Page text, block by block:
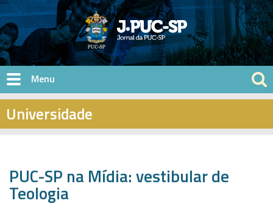
Pular para o conteúdo principal
Universidade
PUC-SP na Mídia: vestibular de
Teologia